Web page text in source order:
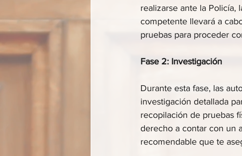
realizarse ante la Policía,
competente llevará a
pruebas para proceder
Fase 2: Investigación
Durante esta fase, las
investigación detallada
recopilación de pruebas
derecho a contar con un
recomendable que te